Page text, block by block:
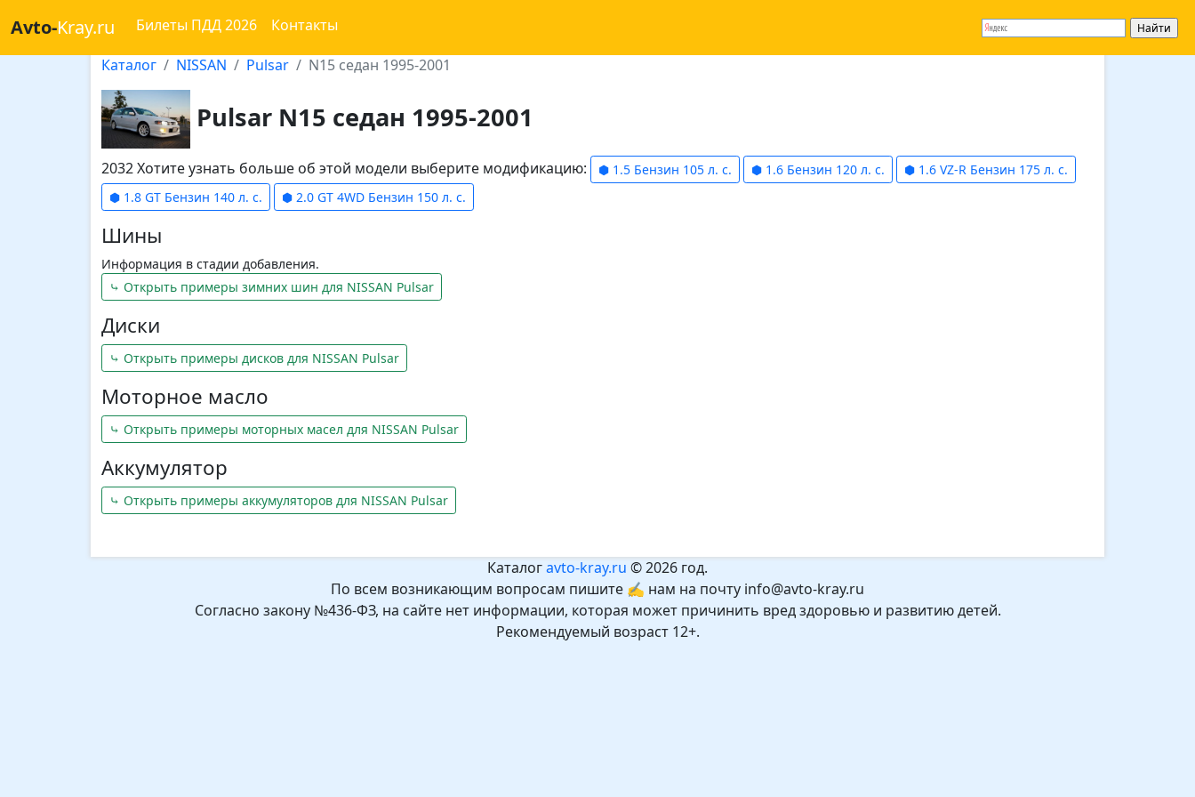
Avto-Kray.ru Билеты ПДД 2026 Контакты
Каталог NISSAN Pulsar N15 седан 1995-2001
Pulsar N15 седан 1995-2001
2032 Хотите узнать больше об этой модели выберите модификацию: ⬢ 1.5 Бензин 105 л. с. ⬢ 1.6 Бензин 120 л. с.
⬢ 1.6 VZ-R Бензин 175 л. с.
⬢ 1.8 GT Бензин 140 л. с.
⬢ 2.0 GT 4WD Бензин 150 л. с.
Шины
Информация в стадии добавления.
⤷ Открыть примеры зимних шин для NISSAN Pulsar
Диски
⤷ Открыть примеры дисков для NISSAN Pulsar
Моторное масло
⤷ Открыть примеры моторных масел для NISSAN Pulsar
Аккумулятор
⤷ Открыть примеры аккумуляторов для NISSAN Pulsar
Каталогavto-kray.ru © 2026 год.
По всем возникающим вопросам пишите ✍ нам на почту info@avto-kray.ru
Согласно закону №436-ФЗ, на сайте нет информации, которая может причинить вред здоровью и развитию детей.
Рекомендуемый возраст 12+.